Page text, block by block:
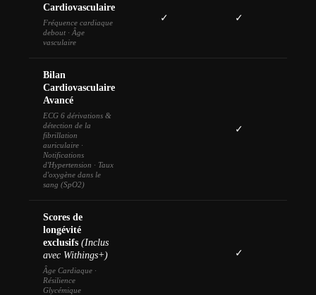
Cardiovasculaire
Fréquence cardiaque
debout · Âge
vasculaire
✓ ✓
Bilan
Cardiovasculaire
Avancé
ECG 6 dérivations &
détection de la
fibrillation
auriculaire ·
Notifications
d'Hypertension · Taux
d'oxygène dans le
sang (SpO2)
✓
Scores de
longévité
exclusifs(Inclus
avec Withings+)
Âge Cardiaque ·
Résilience
Glycémique
✓